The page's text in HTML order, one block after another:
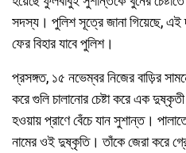
সদস্য। পুলিশ সূত্রে জানা গিয়েছে,
ফের বিহার যাবে পুলিশ।
প্রসঙ্গত, ১৫ নভেম্বর নিজের বাড়ির
করে গুলি চালানোর চেষ্টা করে এক
হওয়ায় প্রাণে বেঁচে যান সুশান্ত।
নামের ওই দুষ্কৃতি। তাঁকে জেরা করে